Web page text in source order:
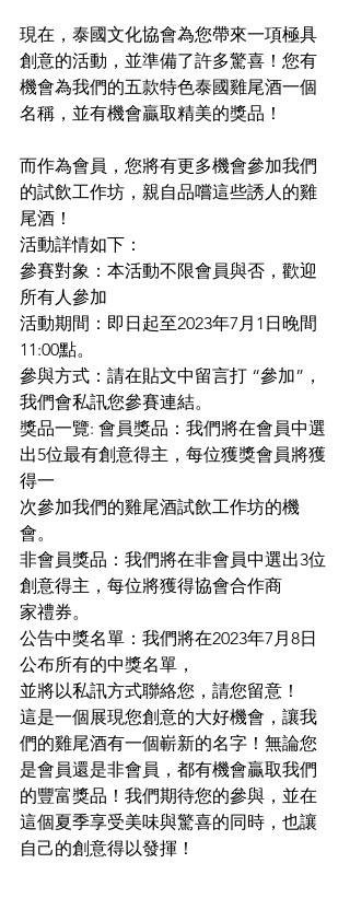
現在，泰國文化協會為您帶來一項極具
創意的活動，並準備了許多驚喜！您有
機會為我們的五款特色泰國雞尾酒一個
名稱，並有機會贏取精美的獎品！
而作為會員，您將有更多機會參加我們
的試飲工作坊，親自品嚐這些誘人的雞
尾酒！
活動詳情如下：
參賽對象：本活動不限會員與否，歡迎
所有人參加
活動期間：即日起至2023年7月1日晚間
11:00點。
參與方式：請在貼文中留言打 “參加”，
我們會私訊您參賽連結。
獎品一覽: 會員獎品：我們將在會員中選
出5位最有創意得主，每位獲獎會員將獲
得一
次參加我們的雞尾酒試飲工作坊的機
會。
非會員獎品：我們將在非會員中選出3位
創意得主，每位將獲得協會合作商
家禮券。
公告中獎名單：我們將在2023年7月8日
公布所有的中獎名單，
並將以私訊方式聯絡您，請您留意！
這是一個展現您創意的大好機會，讓我
們的雞尾酒有一個嶄新的名字！無論您
是會員還是非會員，都有機會贏取我們
的豐富獎品！我們期待您的參與，並在
這個夏季享受美味與驚喜的同時，也讓
自己的創意得以發揮！